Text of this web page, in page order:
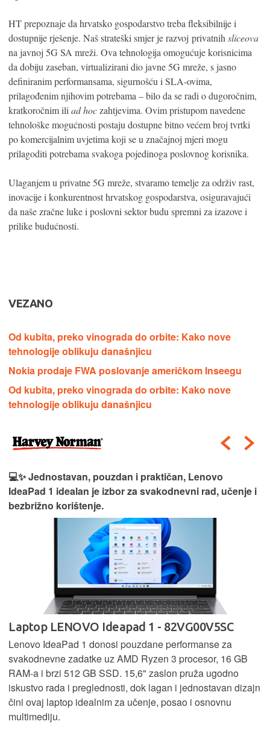
HT prepoznaje da hrvatsko gospodarstvo treba fleksibilnije i
dostupnije rješenje. Naš strateški smjer je razvoj privatnih sliceova
na javnoj 5G SA mreži. Ova tehnologija omogućuje korisnicima
da dobiju zaseban, virtualizirani dio javne 5G mreže, s jasno
definiranim performansama, sigurnošću i SLA-ovima,
prilagođenim njihovim potrebama – bilo da se radi o dugoročnim,
kratkoročnim ili ad hoczahtjevima. Ovim pristupom navedene
tehnološke mogućnosti postaju dostupne bitno većem broj tvrtki
po komercijalnim uvjetima koji se u značajnoj mjeri mogu
prilagoditi potrebama svakoga pojedinoga poslovnog korisnika.
Ulaganjem u privatne 5G mreže, stvaramo temelje za održiv rast,
inovacije i konkurentnost hrvatskog gospodarstva, osiguravajući
da naše zračne luke i poslovni sektor budu spremni za izazove i
prilike budućnosti.
VEZANO
Od kubita, preko vinograda do orbite: Kako nove
tehnologije oblikuju današnjicu
Nokia prodaje FWA poslovanje američkom Inseegu
Od kubita, preko vinograda do orbite: Kako nove
tehnologije oblikuju današnjicu
💻✨ Jednostavan, pouzdan i praktičan, Lenovo
IdeaPad 1 idealan je izbor za svakodnevni rad, učenje i
bezbrižno korištenje.
Laptop LENOVO Ideapad 1 - 82VG00V5SC
Lenovo IdeaPad 1 donosi pouzdane performanse za
svakodnevne zadatke uz AMD Ryzen 3 procesor, 16 GB
RAM-a i brzi 512 GB SSD. 15,6" zaslon pruža ugodno
iskustvo rada i preglednosti, dok lagan i jednostavan dizajn
čini ovaj laptop idealnim za učenje, posao i osnovnu
multimediju.